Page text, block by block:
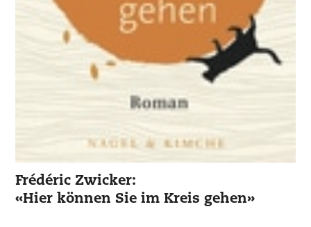
Frédéric Zwicker:
«Hier können Sie im Kreis gehen»